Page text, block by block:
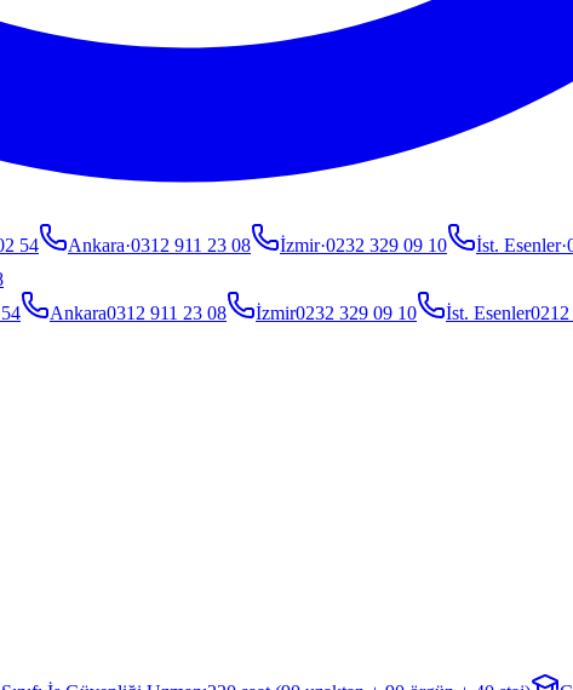
54 Ankara·0312 911 23 08 İzmir·0232 329 09 10 İst. Esenler·
Ankara0312 911 23 08 İzmir0232 329 09 10 İst. Esenler